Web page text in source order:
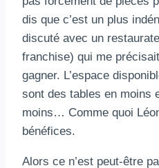
dis que c’est un plus
discuté avec un
franchise) qui me
gagner. L’espace
sont des tables en moins
moins… Comme quoi
bénéfices.
Alors ce n’est peut-être